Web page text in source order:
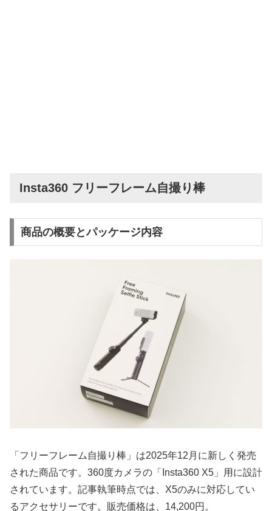
Insta360 フリーフレーム自撮り棒
商品の概要とパッケージ内容
「フリーフレーム自撮り棒」は2025年12月に新しく発売
された商品です。360度カメラの「Insta360 X5」用に設計
されています。記事執筆時点では、X5のみに対応してい
るアクセサリーです。販売価格は、14,200円。